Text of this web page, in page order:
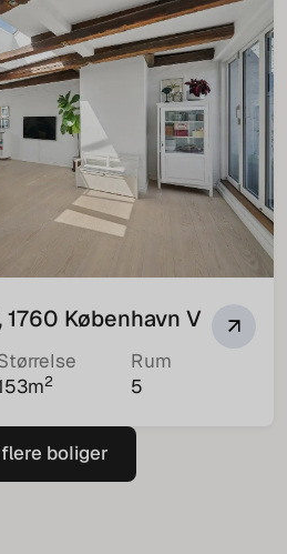
København V
m2
Rum
5
boliger
boliger